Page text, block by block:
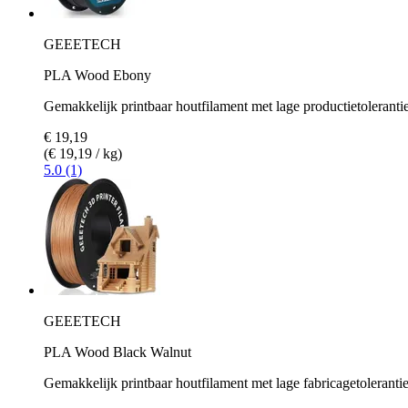
GEEETECH
PLA Wood Ebony
Gemakkelijk printbaar houtfilament met lage
€ 19,19
(€ 19,19 / kg)
5.0 (1)
GEEETECH
PLA Wood Black Walnut
Gemakkelijk printbaar houtfilament met lage